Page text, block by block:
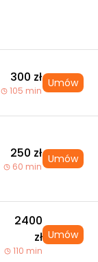
300 zł
105 min
Umów
250 zł
60 min
Umów
2400
zł
110 min
Umów